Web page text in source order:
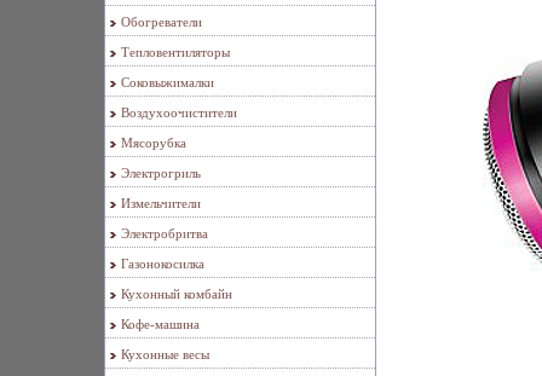
Обогреватели
Тепловентиляторы
Соковыжималки
Воздухоочистители
Мясорубка
Электрогриль
Измельчители
Электробритва
Газонокосилка
Кухонный комбайн
Кофе-машина
Кухонные весы